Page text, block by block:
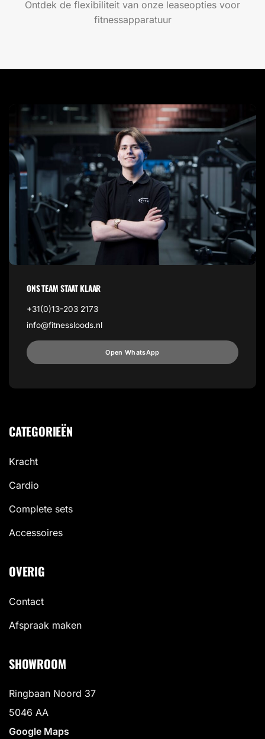
Ontdek de flexibiliteit van onze leaseopties voor
fitnessapparatuur
ONS TEAM STAAT KLAAR
+31(0)13-203 2173
info@fitnessloods.nl
Open WhatsApp
CATEGORIEËN
Kracht
Cardio
Complete sets
Accessoires
OVERIG
Contact
Afspraak maken
SHOWROOM
Ringbaan Noord 37
5046 AA
Google Maps